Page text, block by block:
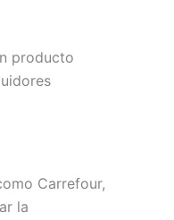
producto
Carrefour,
la